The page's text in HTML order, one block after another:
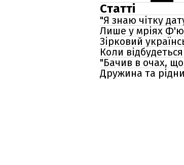
Статті
"Я знаю чітку
Лише у мріях
Зірковий
Коли
"Бачив в очах,
Дружина та